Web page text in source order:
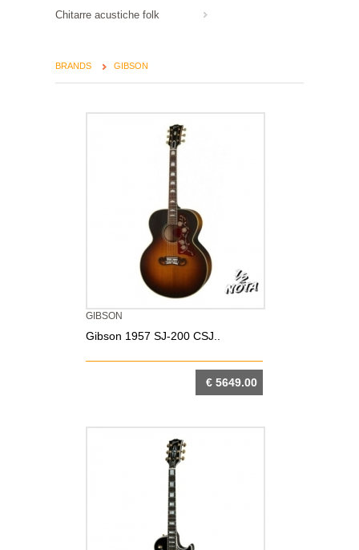
Chitarre acustiche folk
BRANDS GIBSON
GIBSON
Gibson 1957 SJ-200 CSJ..
€ 5649.00